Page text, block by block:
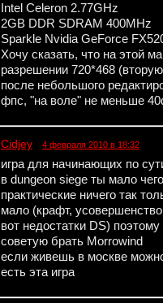
Intel Celeron 2.77GHz
2GB DDR SDRAM 400MHz
Sparkle Nvidia GeForce
Хочу сказать, что на этой
разрешении 720*468
после небольшого
фпс, "на воле" не меньше
Cidjey 4 февраля 2010 в 18:32
игра для начинающих по
в dungeon siege ты мало
практические ничего так
мало (крафт,
вот недостатки DS)
советую брать Morrowind
если живешь в москве
есть эта игра